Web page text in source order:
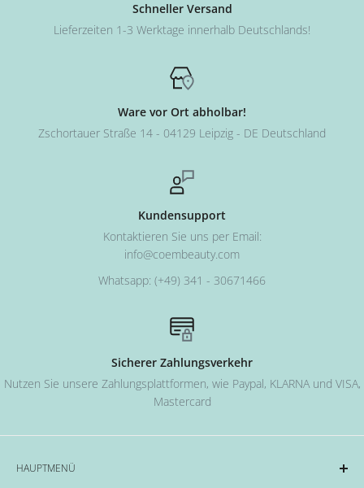
Schneller Versand
Lieferzeiten 1-3 Werktage innerhalb Deutschlands!
Ware vor Ort abholbar!
Zschortauer Straße 14 - 04129 Leipzig - DE Deutschland
Kundensupport
Kontaktieren Sie uns per Email:
info@coembeauty.com
Whatsapp: (+49) 341 - 30671466
Sicherer Zahlungsverkehr
Nutzen Sie unsere Zahlungsplattformen, wie Paypal, KLARNA und VISA,
Mastercard
HAUPTMENÜ